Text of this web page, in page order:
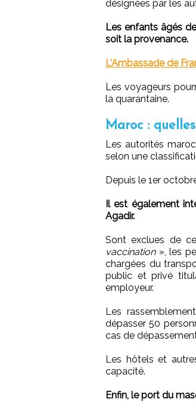
désignées par les
Les enfants âgés
soit la provenance.
L'Ambassade de
Les voyageurs
la quarantaine.
Maroc :
Les autorités
selon une
Depuis le 1er
Il est également
Agadir.
Sont exclues de
vaccination», les
chargées du
public et privé
employeur.
Les
dépasser 50
cas de
Les hôtels et
capacité.
Enfin, le port du